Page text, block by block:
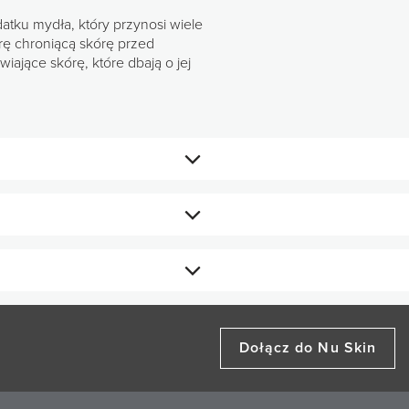
mydła, który przynosi wiele
chroniącą skórę przed
skórę, które dbają o jej
Stosuj rano i wieczorem.
z nasion pianki łąkowej
Dołącz do Nu Skin